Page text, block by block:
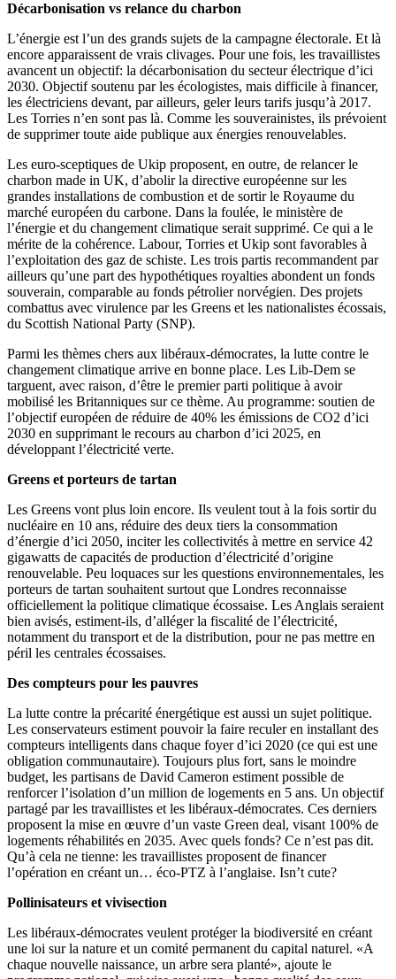
Décarbonisation vs relance du charbon
L’énergie est l’un des grands sujets de la campagne électorale. Et là
encore apparaissent de vrais clivages. Pour une fois, les travaillistes
avancent un objectif: la décarbonisation du secteur électrique d’ici
2030. Objectif soutenu par les écologistes, mais difficile à financer,
les électriciens devant, par ailleurs, geler leurs tarifs jusqu’à 2017.
Les Torries n’en sont pas là. Comme les souverainistes, ils prévoient
de supprimer toute aide publique aux énergies renouvelables.
Les euro-sceptiques de Ukip proposent, en outre, de relancer le
charbon made in UK, d’abolir la directive européenne sur les
grandes installations de combustion et de sortir le Royaume du
marché européen du carbone. Dans la foulée, le ministère de
l’énergie et du changement climatique serait supprimé. Ce qui a le
mérite de la cohérence. Labour, Torries et Ukip sont favorables à
l’exploitation des gaz de schiste. Les trois partis recommandent par
ailleurs qu’une part des hypothétiques royalties abondent un fonds
souverain, comparable au fonds pétrolier norvégien. Des projets
combattus avec virulence par les Greens et les nationalistes écossais,
du Scottish National Party (SNP).
Parmi les thèmes chers aux libéraux-démocrates, la lutte contre le
changement climatique arrive en bonne place. Les Lib-Dem se
targuent, avec raison, d’être le premier parti politique à avoir
mobilisé les Britanniques sur ce thème. Au programme: soutien de
l’objectif européen de réduire de 40% les émissions de CO2 d’ici
2030 en supprimant le recours au charbon d’ici 2025, en
développant l’électricité verte.
Greens et porteurs de tartan
Les Greens vont plus loin encore. Ils veulent tout à la fois sortir du
nucléaire en 10 ans, réduire des deux tiers la consommation
d’énergie d’ici 2050, inciter les collectivités à mettre en service 42
gigawatts de capacités de production d’électricité d’origine
renouvelable. Peu loquaces sur les questions environnementales, les
porteurs de tartan souhaitent surtout que Londres reconnaisse
officiellement la politique climatique écossaise. Les Anglais seraient
bien avisés, estiment-ils, d’alléger la fiscalité de l’électricité,
notamment du transport et de la distribution, pour ne pas mettre en
péril les centrales écossaises.
Des compteurs pour les pauvres
La lutte contre la précarité énergétique est aussi un sujet politique.
Les conservateurs estiment pouvoir la faire reculer en installant des
compteurs intelligents dans chaque foyer d’ici 2020 (ce qui est une
obligation communautaire). Toujours plus fort, sans le moindre
budget, les partisans de David Cameron estiment possible de
renforcer l’isolation d’un million de logements en 5 ans. Un objectif
partagé par les travaillistes et les libéraux-démocrates. Ces derniers
proposent la mise en œuvre d’un vaste Green deal, visant 100% de
logements réhabilités en 2035. Avec quels fonds? Ce n’est pas dit.
Qu’à cela ne tienne: les travaillistes proposent de financer
l’opération en créant un… éco-PTZ à l’anglaise. Isn’t cute?
Pollinisateurs et vivisection
Les libéraux-démocrates veulent protéger la biodiversité en créant
une loi sur la nature et un comité permanent du capital naturel. «A
chaque nouvelle naissance, un arbre sera planté», ajoute le